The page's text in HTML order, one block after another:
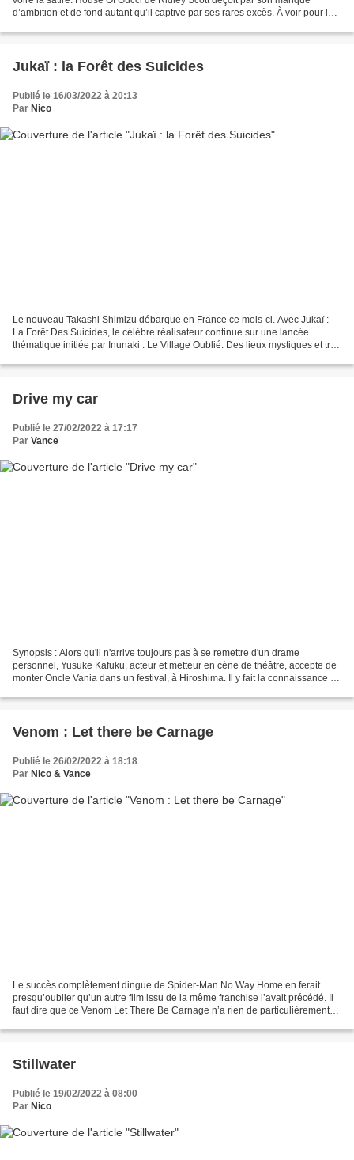
d’ambition et de fond autant qu’il captive par ses rares excès. À voir pour le
Jukaï : la Forêt des Suicides
Publié le 16/03/2022 à 20:13
Par Nico
Le nouveau Takashi Shimizu débarque en France ce mois-ci. Avec Jukaï :
La Forêt Des Suicides, le célèbre réalisateur continue sur une lancée
thématique initiée par Inunaki : Le Village Oublié. Des lieux mystiques et très
Drive my car
Publié le 27/02/2022 à 17:17
Par Vance
Synopsis : Alors qu'il n'arrive toujours pas à se remettre d'un drame
personnel, Yusuke Kafuku, acteur et metteur en cène de théâtre, accepte de
monter Oncle Vania dans un festival, à Hiroshima. Il y fait la connaissance de
Venom : Let there be Carnage
Publié le 26/02/2022 à 18:18
Par Nico & Vance
Le succès complètement dingue de Spider-Man No Way Home en ferait
presqu’oublier qu’un autre film issu de la même franchise l’avait précédé. Il
faut dire que ce Venom Let There Be Carnage n’a rien de particulièrement
Stillwater
Publié le 19/02/2022 à 08:00
Par Nico